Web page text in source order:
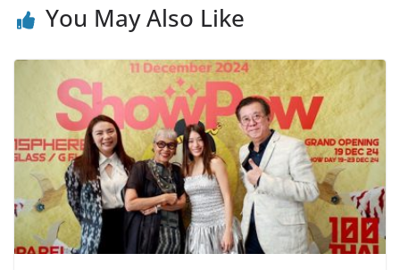
You May Also Like